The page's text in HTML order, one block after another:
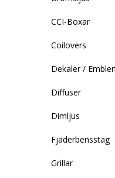
CCI-Boxar
Coilovers
Dekaler /
Diffuser
Dimljus
Fjäderbensstag
Grillar